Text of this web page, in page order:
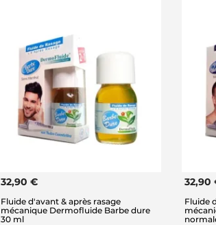
32,90 €
Fluide d'avant & après rasage
mécanique Dermofluide Barbe dure
30 ml
32,90
Fluide